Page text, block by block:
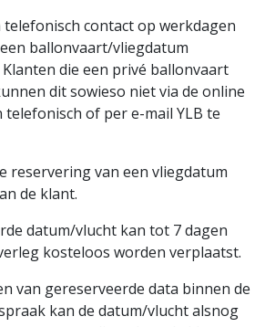
telefonisch contact op werkdagen
ballonvaart/vliegdatum
die een privé ballonvaart
dit sowieso niet via de online
of per e-mail YLB te
reservering van een vliegdatum
de klant.
datum/vlucht kan tot 7 dagen
kosteloos worden verplaatst.
van gereserveerde data binnen de
kan de datum/vlucht alsnog